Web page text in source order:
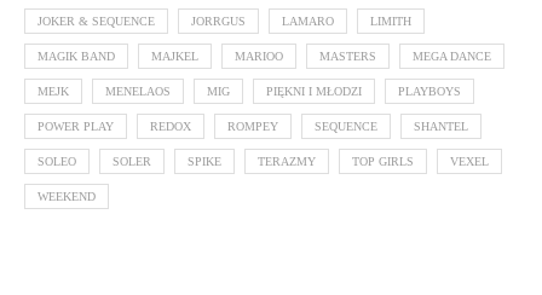
JOKER & SEQUENCE JORRGUS LAMARO LIMITH
MAGIK BAND MAJKEL MARIOO MASTERS MEGA DANCE
MEJK MENELAOS MIG PIĘKNI I MŁODZI PLAYBOYS
POWER PLAY REDOX ROMPEY SEQUENCE SHANTEL
SOLEO SOLER SPIKE TERAZMY TOP GIRLS VEXEL
WEEKEND